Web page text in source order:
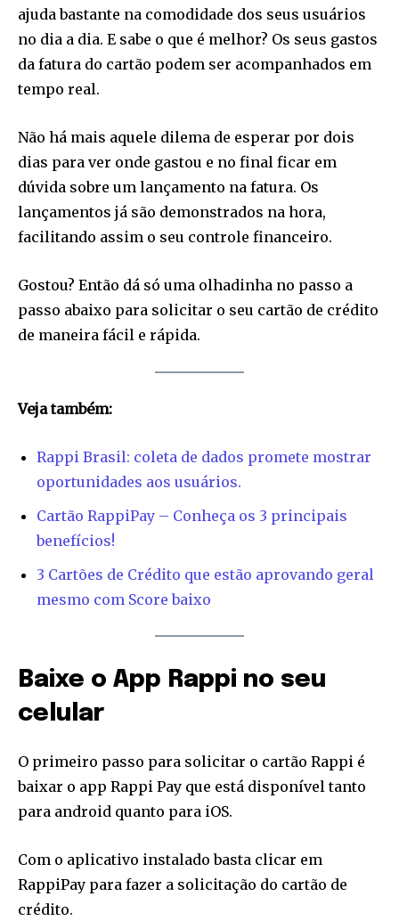
Join our community of
SUBSCRIBERS and be part of the
conversation.
To subscribe, simply enter your email address on our website
or click the subscribe button below. Don't worry, we respect
your privacy and won't spam your inbox. Your information is
safe with us.
I've read and accept thePrivacy Policy.
[td_block_social_counter style=”style7 td-social-boxed”
manual_count_instagram=”32111″ instagram=”#” twitch=”#”
manual_count_tiktok=”32214″ f_network_font_family=”tt-
primary-font_global” f_counters_font_family=”tt-primary-
font_global”
ajuda bastante na comodidade dos seus usuários
no dia a dia. E sabe o que é melhor? Os seus gastos
da fatura do cartão podem ser acompanhados em
tempo real.
Não há mais aquele dilema de esperar por dois
dias para ver onde gastou e no final ficar em
dúvida sobre um lançamento na fatura. Os
lançamentos já são demonstrados na hora,
facilitando assim o seu controle financeiro.
Gostou? Então dá só uma olhadinha no passo a
passo abaixo para solicitar o seu cartão de crédito
de maneira fácil e rápida.
Veja também:
Rappi Brasil: coleta de dados promete mostrar
oportunidades aos usuários.
Cartão RappiPay – Conheça os 3 principais
benefícios!
3 Cartões de Crédito que estão aprovando geral
mesmo com Score baixo
Baixe o App Rappi no seu
celular
O primeiro passo para solicitar o cartão Rappi é
baixar o app Rappi Pay que está disponível tanto
para android quanto para iOS.
Com o aplicativo instalado basta clicar em
RappiPay para fazer a solicitação do cartão de
crédito.